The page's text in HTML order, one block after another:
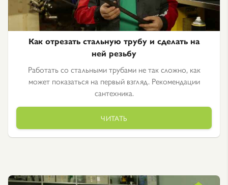
Как отрезать стальную трубу и сделать на
ней резьбу
Работать со стальными трубами не так сложно, как
может показаться на первый взгляд. Рекомендации
сантехника.
ЧИТАТЬ